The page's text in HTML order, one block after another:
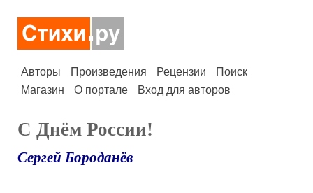
Авторы Произведения Рецензии
Поиск
Магазин
О портале Вход для авторов
С Днём России!
Сергей Бороданёв